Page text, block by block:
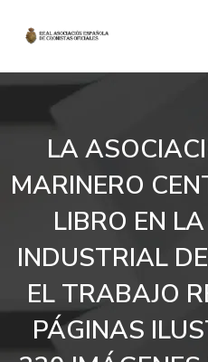
LA
MARINERO
LIBRO EN
INDUSTRIAL
EL TRABAJO
PÁGINAS